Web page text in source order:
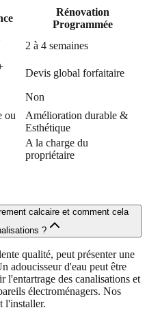
Rénovation
Programmée
2 à 4 semaines
Devis global forfaitaire
Non
ou
Amélioration durable &
Esthétique
A la charge du
propriétaire
calcaire et comment cela
?
qualité, peut présenter une
adoucisseur d'eau peut être
l'entartrage des canalisations et
électroménagers. Nos
l'installer.